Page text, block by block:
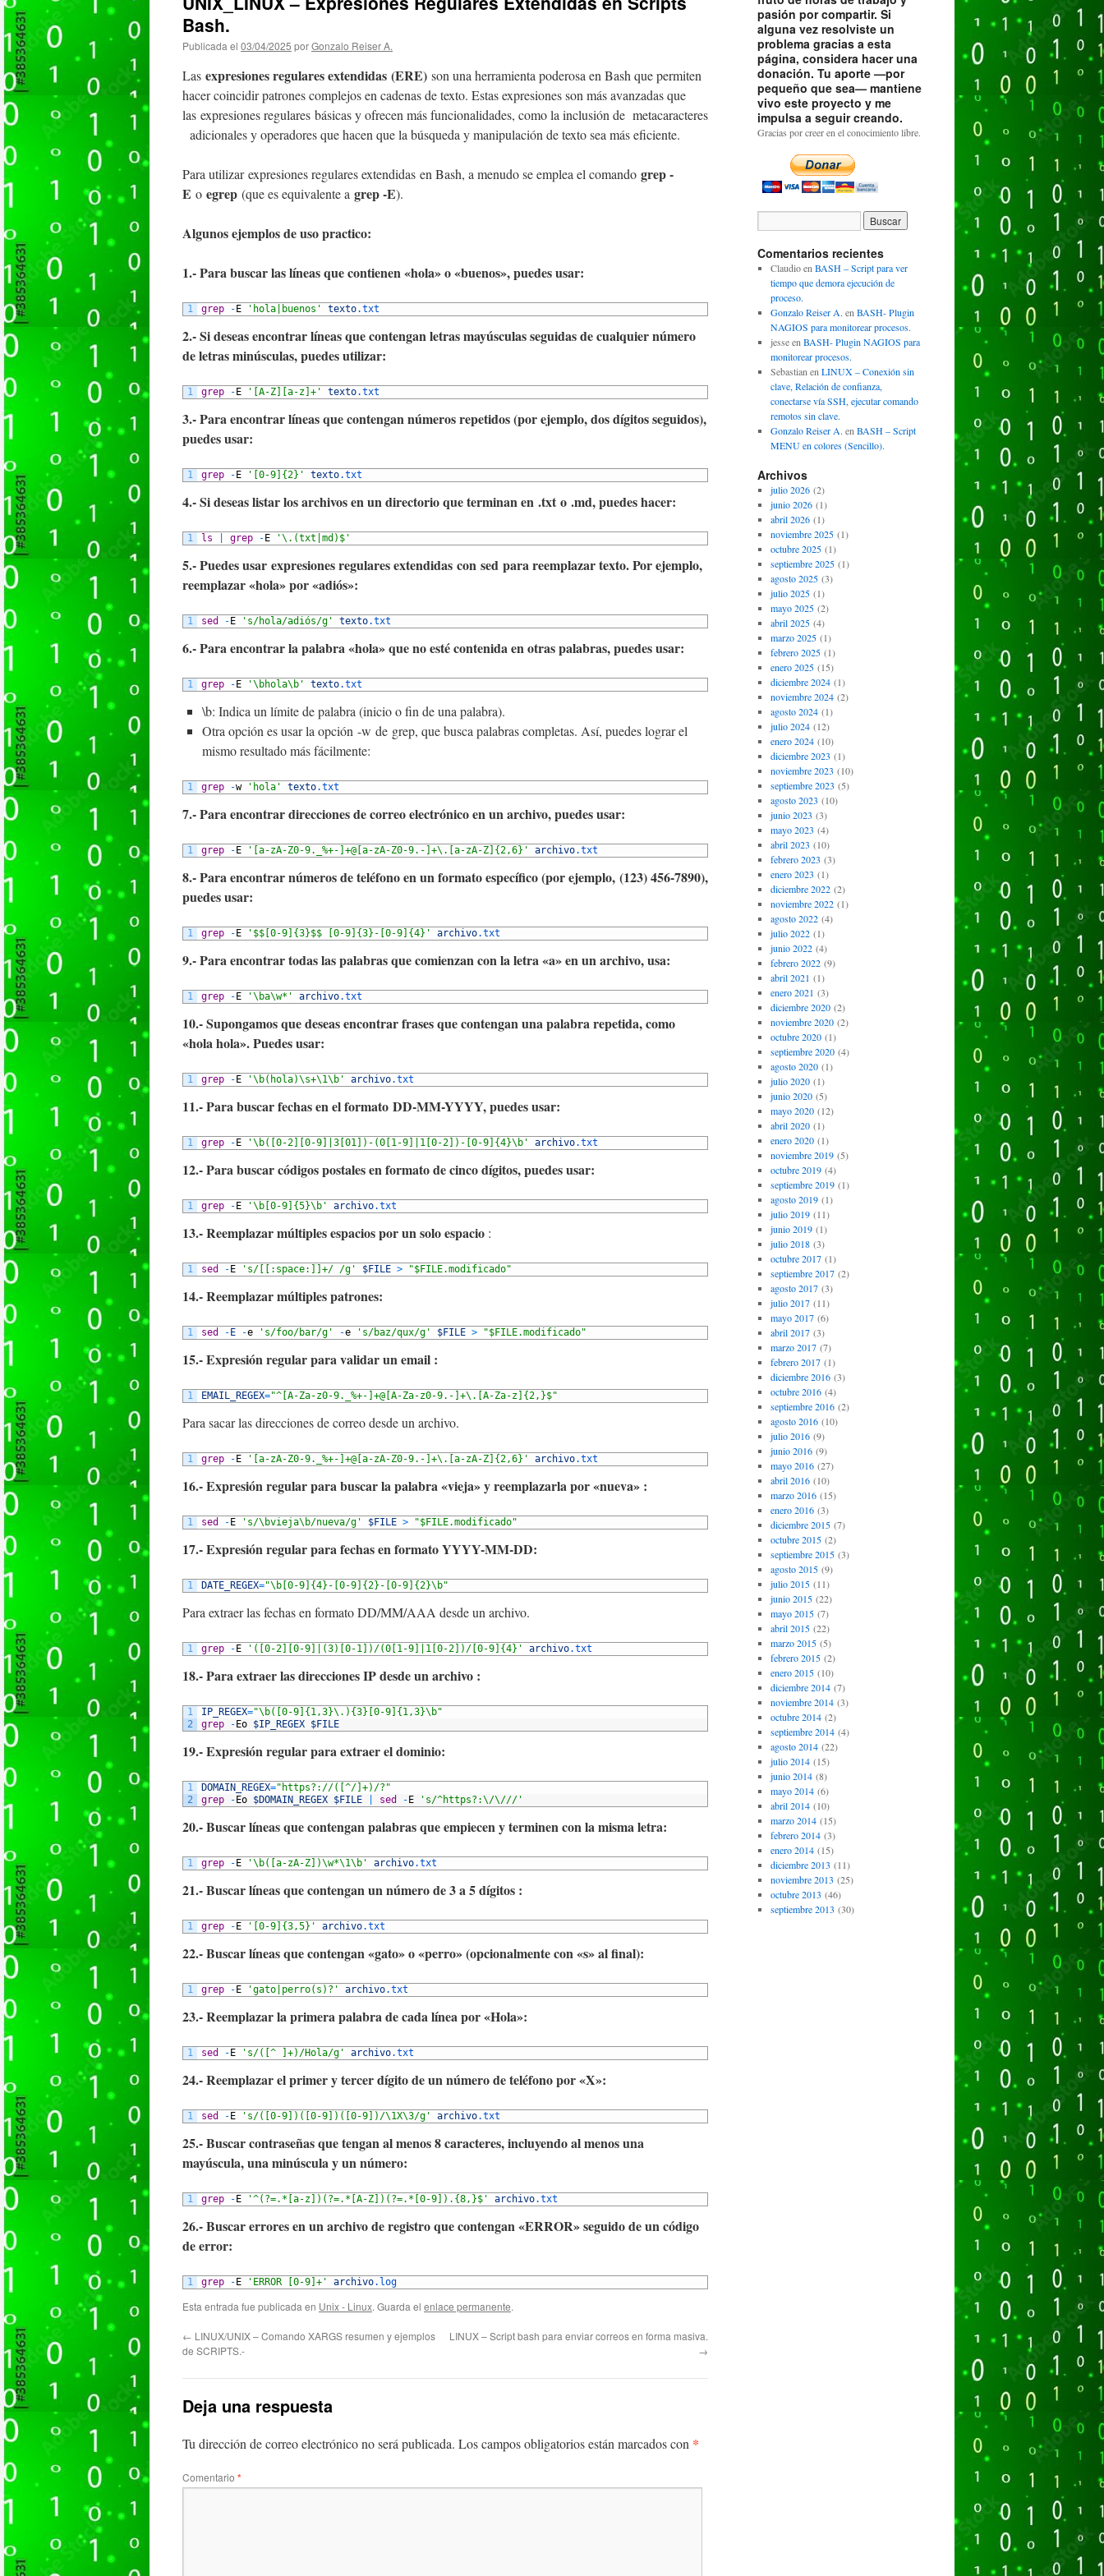
Bash.
Publicada el 03/04/2025 porGonzalo Reiser A.
Las expresiones regulares extendidas (ERE) son una herramienta poderosa en Bash que permiten
hacer coincidir patrones complejos en cadenas de texto. Estas expresiones son más avanzadas que
las expresiones regulares básicas y ofrecen más funcionalidades, como la inclusión de metacaracteres
adicionales y operadores que hacen que la búsqueda y manipulación de texto sea más eficiente.
Para utilizar expresiones regulares extendidas en Bash, a menudo se emplea el comando grep -
E o egrep (que es equivalente a grep -E).
Algunos ejemplos de uso practico:
1.- Para buscar las líneas que contienen «hola» o «buenos», puedes usar:
1 grep - E 'hola|buenos' texto.txt
2.- Si deseas encontrar líneas que contengan letras mayúsculas seguidas de cualquier número
de letras minúsculas, puedes utilizar:
1 grep - E '[A-Z][a-z]+' texto.txt
3.- Para encontrar líneas que contengan números repetidos (por ejemplo, dos dígitos seguidos),
puedes usar:
1 grep - E '[0-9]{2}' texto.txt
4.- Si deseas listar los archivos en un directorio que terminan en .txt o .md, puedes hacer:
1 ls grep - E '\.(txt|md)$'
5.- Puedes usar expresiones regulares extendidas con sed para reemplazar texto. Por ejemplo,
reemplazar «hola» por «adiós»:
1 sed - E 's/hola/adiós/g' texto.txt
6.- Para encontrar la palabra «hola» que no esté contenida en otras palabras, puedes usar:
1 grep - E '\bhola\b' texto.txt
\b: Indica un límite de palabra (inicio o fin de una palabra).
Otra opción es usar la opción -w de grep, que busca palabras completas. Así, puedes lograr el
mismo resultado más fácilmente:
1 grep -w 'hola' texto.txt
7.- Para encontrar direcciones de correo electrónico en un archivo, puedes usar:
1 grep - E '[a-zA-Z0-9._%+-]+@[a-zA-Z0-9.-]+\.[a-zA-Z]{2,6}' archivo.txt
8.- Para encontrar números de teléfono en un formato específico (por ejemplo, (123) 456-7890),
puedes usar:
1 grep - E '$$[0-9]{3}$$ [0-9]{3}-[0-9]{4}' archivo.txt
9.- Para encontrar todas las palabras que comienzan con la letra «a» en un archivo, usa:
1 grep - E '\ba\w*' archivo.txt
10.- Supongamos que deseas encontrar frases que contengan una palabra repetida, como
«hola hola». Puedes usar:
1 grep - E '\b(hola)\s+\1\b' archivo.txt
11.- Para buscar fechas en el formato DD-MM-YYYY, puedes usar:
1 grep - E '\b([0-2][0-9]|3[01])-(0[1-9]|1[0-2])-[0-9]{4}\b' archivo.txt
12.- Para buscar códigos postales en formato de cinco dígitos, puedes usar:
1 grep - E '\b[0-9]{5}\b' archivo.txt
13.- Reemplazar múltiples espacios por un solo espacio :
1 sed - E 's/[[:space:]]+/ /g' $FILE > "$FILE.modificado"
14.- Reemplazar múltiples patrones:
1 sed - E -e 's/foo/bar/g' -e 's/baz/qux/g' $FILE > "$FILE.modificado"
15.- Expresión regular para validar un email :
1 EMAIL_REGEX="^[A-Za-z0-9._%+-]+@[A-Za-z0-9.-]+\.[A-Za-z]{2,}$"
Para sacar las direcciones de correo desde un archivo.
1 grep - E '[a-zA-Z0-9._%+-]+@[a-zA-Z0-9.-]+\.[a-zA-Z]{2,6}' archivo.txt
16.- Expresión regular para buscar la palabra «vieja» y reemplazarla por «nueva» :
1 sed - E 's/\bvieja\b/nueva/g' $FILE > "$FILE.modificado"
17.- Expresión regular para fechas en formato YYYY-MM-DD:
1 DATE_REGEX="\b[0-9]{4}-[0-9]{2}-[0-9]{2}\b"
Para extraer las fechas en formato DD/MM/AAA desde un archivo.
1 grep - E '([0-2][0-9]|(3)[0-1])/(0[1-9]|1[0-2])/[0-9]{4}' archivo.txt
18.- Para extraer las direcciones IP desde un archivo :
1
2
IP_REGEX="\b([0-9]{1,3}\.){3}[0-9]{1,3}\b"
grep
- Eo $IP_REGEX $FILE
19.- Expresión regular para extraer el dominio:
1
2
DOMAIN_REGEX="https?://([^/]+)/?"
grep
- Eo $DOMAIN_REGEX $FILE sed - E 's/^https?:\/\///'
20.- Buscar líneas que contengan palabras que empiecen y terminen con la misma letra:
1 grep - E '\b([a-zA-Z])\w*\1\b' archivo.txt
21.- Buscar líneas que contengan un número de 3 a 5 dígitos :
1 grep - E '[0-9]{3,5}' archivo.txt
22.- Buscar líneas que contengan «gato» o «perro» (opcionalmente con «s» al final):
1 grep - E 'gato|perro(s)?' archivo.txt
23.- Reemplazar la primera palabra de cada línea por «Hola»:
1 sed - E 's/([^ ]+)/Hola/g' archivo.txt
24.- Reemplazar el primer y tercer dígito de un número de teléfono por «X»:
1 sed - E 's/([0-9])([0-9])([0-9])/\1X\3/g' archivo.txt
25.- Buscar contraseñas que tengan al menos 8 caracteres, incluyendo al menos una
mayúscula, una minúscula y un número:
1 grep - E '^(?=.*[a-z])(?=.*[A-Z])(?=.*[0-9]).{8,}$' archivo.txt
26.- Buscar errores en un archivo de registro que contengan «ERROR» seguido de un código
de error:
1 grep - E 'ERROR [0-9]+' archivo.log
Esta entrada fue publicada en Unix - Linux. Guarda el enlace permanente.
← LINUX/UNIX – Comando XARGS resumen y ejemplos
de SCRIPTS.-
LINUX – Script bash para enviar correos en forma masiva.
→
Deja una respuesta
Tu dirección de correo electrónico no será publicada. Los campos obligatorios están marcados con *
Comentario *
pasión por compartir. Si
alguna vez resolviste un
problema gracias a esta
página, considera hacer una
donación. Tu aporte —por
pequeño que sea— mantiene
vivo este proyecto y me
impulsa a seguir creando.
Gracias por creer en el conocimiento libre.
Comentarios recientes
Claudioen BASH – Script para ver
tiempo que demora ejecución de
proceso.
Gonzalo Reiser A. en BASH- Plugin
NAGIOS para monitorear procesos.
jesseen BASH- Plugin NAGIOS para
monitorear procesos.
Sebastian en LINUX – Conexión sin
clave, Relación de confianza,
conectarse vía SSH, ejecutar comando
remotos sin clave.
Gonzalo Reiser A. en BASH – Script
MENU en colores (Sencillo).
Archivos
julio 2026(2)
junio 2026(1)
abril 2026(1)
noviembre 2025(1)
octubre 2025(1)
septiembre 2025(1)
agosto 2025(3)
julio 2025(1)
mayo 2025(2)
abril 2025(4)
marzo 2025(1)
febrero 2025(1)
enero 2025(15)
diciembre 2024(1)
noviembre 2024(2)
agosto 2024(1)
julio 2024(12)
enero 2024(10)
diciembre 2023 (1)
noviembre 2023 (10)
septiembre 2023 (5)
agosto 2023 (10)
junio 2023 (3)
mayo 2023 (4)
abril 2023 (10)
febrero 2023 (3)
enero 2023 (1)
diciembre 2022(2)
noviembre 2022(1)
agosto 2022(4)
julio 2022(1)
junio 2022(4)
febrero 2022(9)
abril 2021 (1)
enero 2021 (3)
diciembre 2020(2)
noviembre 2020(2)
octubre 2020(1)
septiembre 2020(4)
agosto 2020(1)
julio 2020(1)
junio 2020(5)
mayo 2020(12)
abril 2020(1)
enero 2020(1)
noviembre 2019(5)
octubre 2019(4)
septiembre 2019(1)
agosto 2019(1)
julio 2019(11)
junio 2019(1)
julio 2018(3)
octubre 2017(1)
septiembre 2017(2)
agosto 2017(3)
julio 2017(11)
mayo 2017(6)
abril 2017(3)
marzo 2017(7)
febrero 2017(1)
diciembre 2016(3)
octubre 2016(4)
septiembre 2016(2)
agosto 2016(10)
julio 2016(9)
junio 2016(9)
mayo 2016(27)
abril 2016(10)
marzo 2016(15)
enero 2016(3)
diciembre 2015(7)
octubre 2015(2)
septiembre 2015(3)
agosto 2015(9)
julio 2015(11)
junio 2015(22)
mayo 2015(7)
abril 2015(22)
marzo 2015(5)
febrero 2015(2)
enero 2015(10)
diciembre 2014(7)
noviembre 2014(3)
octubre 2014(2)
septiembre 2014(4)
agosto 2014(22)
julio 2014(15)
junio 2014(8)
mayo 2014(6)
abril 2014(10)
marzo 2014(15)
febrero 2014(3)
enero 2014(15)
diciembre 2013 (11)
noviembre 2013 (25)
octubre 2013 (46)
septiembre 2013 (30)